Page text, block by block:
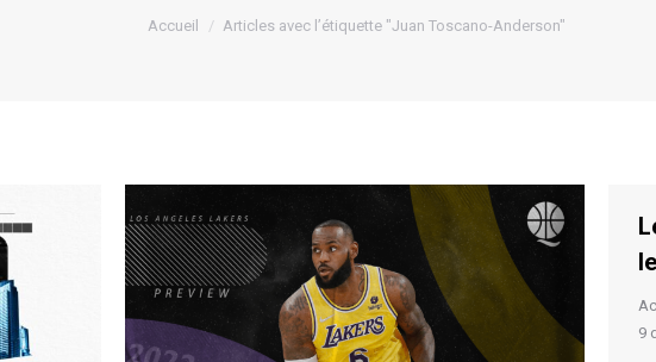
Vous êtes ici :
Accueil Articles avec l’étiquette "Juan Toscano-Anderson"
9